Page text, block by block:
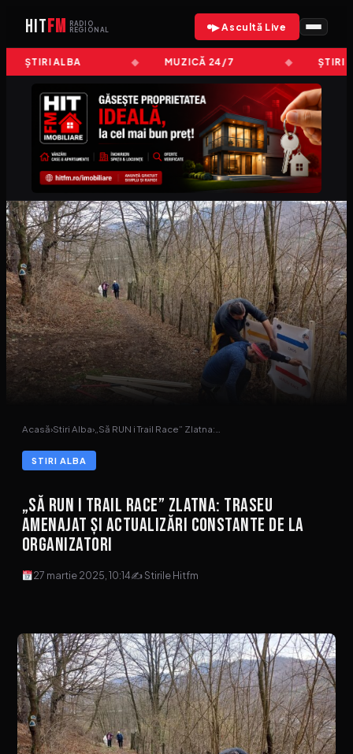
HITFM
RADIO
REGIONAL
▶ Ascultă Live
ȘTIRI ALBA MUZICĂ 24/7 ȘTIRI
Acasă›Stiri Alba›„Să RUN i Trail Race” Zlatna:…
STIRI ALBA
„Să RUN i Trail Race” Zlatna: Traseu
amenajat și actualizări constante de la
organizatori
27 martie 2025, 10:14✍ Stirile Hitfm